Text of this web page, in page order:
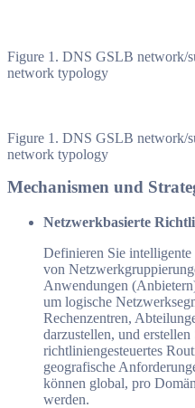
Figure 1. DNS GSLB network/
network typology
Figure 1. DNS GSLB network/
network typology
Mechanismen und
Netzwerkbasierte
Definieren Sie
von
Anwendungen
um logische
Rechenzentren,
darzustellen, und
richtliniengesteuertes
geografische
können global, pro
werden.